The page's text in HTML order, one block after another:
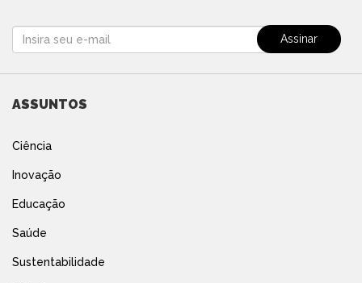
ASSUNTOS
Ciência
Inovação
Educação
Saúde
Sustentabilidade